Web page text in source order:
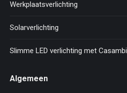
Werkplaatsverlichting
Solarverlichting
Slimme LED verlichting met Casambi
Algemeen